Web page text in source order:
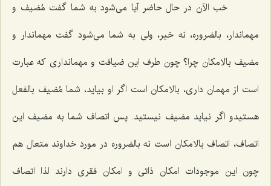
خب الآن در حال حاضر آیا مى‌شود به شما گفت مُضیف و
مهماندار، بالضروره، نه خیر، ولى به شما مى‌شود گفت مهماندار و
مضیف بالامكان چرا؟ چون طرف این ضیافت و مهماندارى كه عبارت
است از مهمان دارى، بالامكان است اگر او بیاید، شما مُضیف بالفعل
هستیدو اگر نیاید مضیف نیستید. پس اتصاف شما به مضیف این
اتصاف، اتصاف بالامكان است نه بالضروره در مورد خداوند متعال هم
چون این موجودات امكان ذاتى و امكان فقرى دارند لذا اتصاف